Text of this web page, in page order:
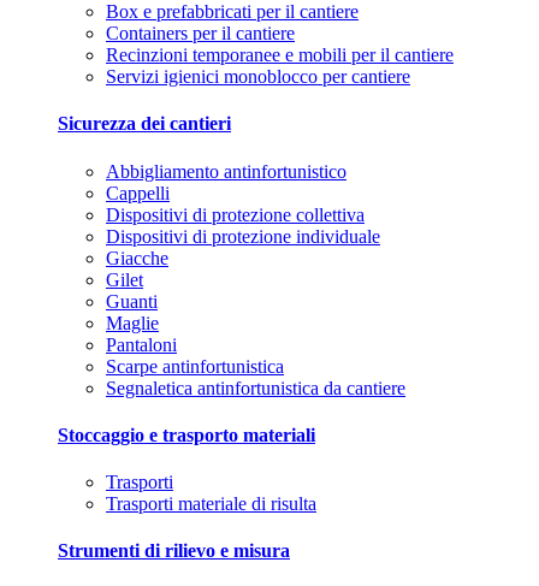
Box e prefabbricati per il cantiere
Containers per il cantiere
Recinzioni temporanee e mobili per il cantiere
Servizi igienici monoblocco per cantiere
Sicurezza dei cantieri
Abbigliamento antinfortunistico
Cappelli
Dispositivi di protezione collettiva
Dispositivi di protezione individuale
Giacche
Gilet
Guanti
Maglie
Pantaloni
Scarpe antinfortunistica
Segnaletica antinfortunistica da cantiere
Stoccaggio e trasporto materiali
Trasporti
Trasporti materiale di risulta
Strumenti di rilievo e misura